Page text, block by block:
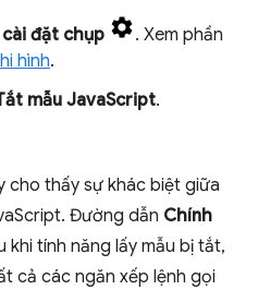
đặt chụp
. Xem phần
hình.
mẫu JavaScript.
cho thấy sự khác biệt giữa
Đường dẫn Chính
khi tính năng lấy mẫu bị tắt,
cả các ngăn xếp lệnh gọi